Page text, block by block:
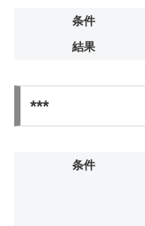
条件
結果
***
条件